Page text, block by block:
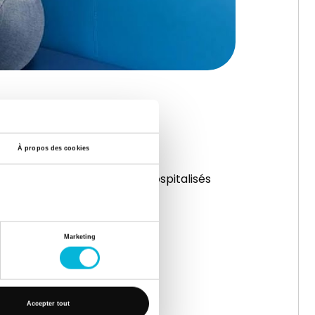
À propos des cookies
Marketing
Accepter tout
de vie des patients hospitalisés